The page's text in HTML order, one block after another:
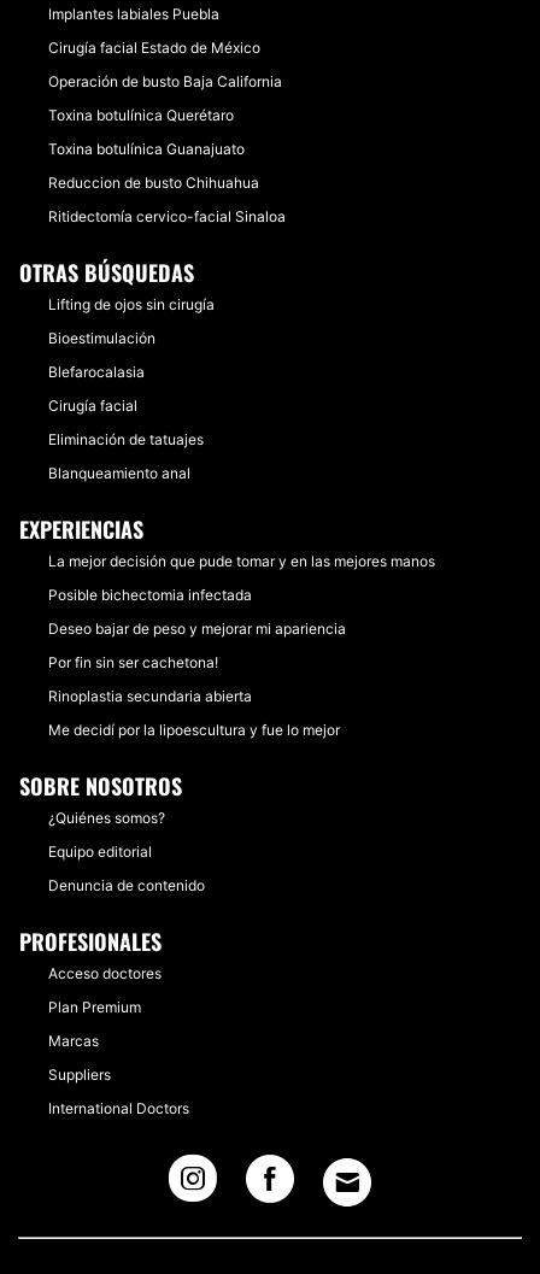
Implantes labiales Puebla
Cirugía facial Estado de México
Operación de busto Baja California
Toxina botulínica Querétaro
Toxina botulínica Guanajuato
Reduccion de busto Chihuahua
Ritidectomía cervico-facial Sinaloa
OTRAS BÚSQUEDAS
Lifting de ojos sin cirugía
Bioestimulación
Blefarocalasia
Cirugía facial
Eliminación de tatuajes
Blanqueamiento anal
EXPERIENCIAS
La mejor decisión que pude tomar y en las mejores manos
Posible bichectomia infectada
Deseo bajar de peso y mejorar mi apariencia
Por fin sin ser cachetona!
Rinoplastia secundaria abierta
Me decidí por la lipoescultura y fue lo mejor
SOBRE NOSOTROS
¿Quiénes somos?
Equipo editorial
Denuncia de contenido
PROFESIONALES
Acceso doctores
Plan Premium
Marcas
Suppliers
International Doctors